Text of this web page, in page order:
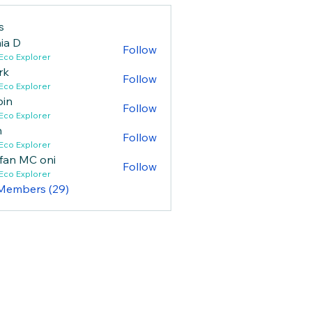
D
Explorer
Follow
Explorer
Follow
Explorer
Follow
Explorer
Follow
MC oni
Explorer
Follow
(29)